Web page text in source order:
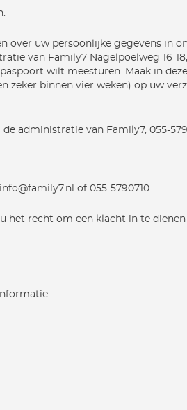
uw persoonlijke gegevens in
van Family7 Nagelpoelweg 16-
wilt meesturen. Maak in
binnen vier weken) op uw
administratie van Family7, 055-
of 055-5790710.
het recht om een klacht in te